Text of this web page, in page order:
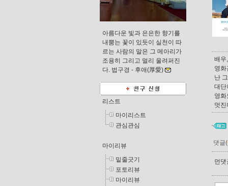
배우
영
난
대단
영화
멋진
댓글(
먼
아름다운 빛과 은은한 향기를
내뿜는 꽃이 있듯이 실천이 따
르는 사람의 말은 그 메아리가
조용히 그리고 멀리 울려퍼진
다. 법구경 - 후애(厚愛)
리스트
마이리스트
관심관심
마이리뷰
밑줄긋기
포토리뷰
마이리뷰